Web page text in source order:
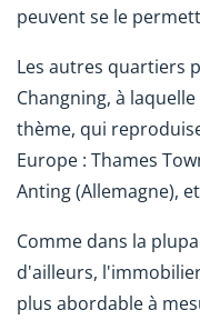
peuvent se le
Les autres quartiers
Changning, à
thème, qui
Europe : Thames
Anting (Allemagne),
Comme dans la
d'ailleurs,
plus abordable à